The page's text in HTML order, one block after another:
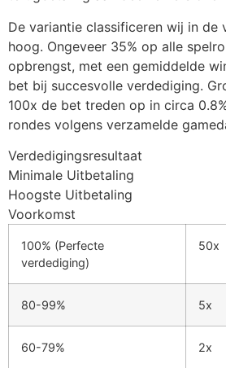
panel
panel
panel
panel
panel
panel
panel
panel
satın al
Panel
De variantie classificeren wij in de
hoog. Ongeveer 35% op alle
opbrengst, met een gemiddelde
bet bij succesvolle verdediging.
100x de bet treden op in circa
rondes volgens verzamelde
Verdedigingsresultaat
Minimale Uitbetaling
Hoogste Uitbetaling
Voorkomst
100% (Perfecte
verdediging)
50x
80-99% 5x
60-79% 2x